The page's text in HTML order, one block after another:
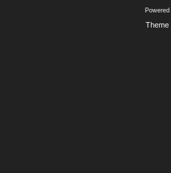
Theme